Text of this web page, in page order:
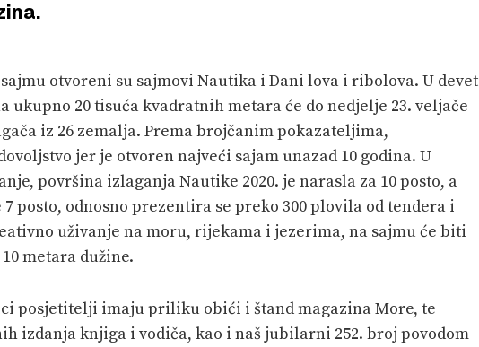
otvoreni su sajmovi Nautika i Dani lova i ribolova. U devet
ukupno 20 tisuća kvadratnih metara će do nedjelje 23. veljače
iz 26 zemalja. Prema brojčanim pokazateljima,
jer je otvoren najveći sajam unazad 10 godina. U
površina izlaganja Nautike 2020. je narasla za 10 posto, a
posto, odnosno prezentira se preko 300 plovila od tendera i
uživanje na moru, rijekama i jezerima, na sajmu će biti
metara dužine.
posjetitelji imaju priliku obići i štand magazina More, te
izdanja knjiga i vodiča, kao i naš jubilarni 252. broj povodom